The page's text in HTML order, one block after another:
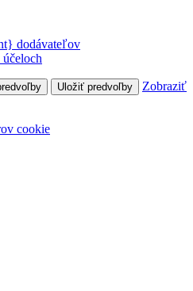
dodávateľov
Uložiť predvoľby
Zobraziť
cookie